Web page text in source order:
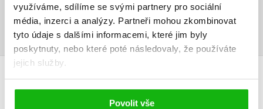
využíváme, sdílíme se svými partnery pro sociální
média, inzerci a analýzy. Partneři mohou zkombinovat
tyto údaje s dalšími informacemi, které jim byly
poskytnuty, nebo které poté následovaly, že používáte
jejich služby.
Povolit vše
HODNOCENÍ ČTENÁŘŮ